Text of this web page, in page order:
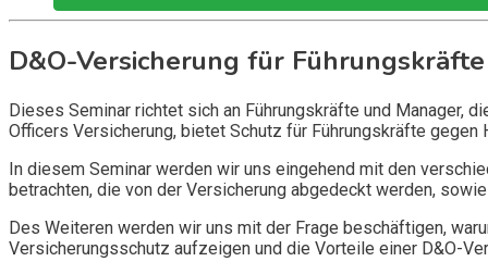
D&O-Versicherung für
Dieses Seminar richtet sich an Führungskräfte und Manager,
Officers Versicherung, bietet Schutz für Führungskräfte
In diesem Seminar werden wir uns eingehend mit den
betrachten, die von der Versicherung abgedeckt werden,
Des Weiteren werden wir uns mit der Frage beschäftigen,
Versicherungsschutz aufzeigen und die Vorteile einer D&O-